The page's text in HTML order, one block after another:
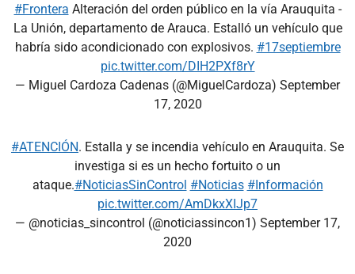
#Frontera Alteración del orden público en la vía Arauquita -
La Unión, departamento de Arauca. Estalló un vehículo que
habría sido acondicionado con explosivos. #17septiembre
pic.twitter.com/DIH2PXf8rY
— Miguel Cardoza Cadenas (@MiguelCardoza) September
17, 2020
#ATENCIÓN. Estalla y se incendia vehículo en Arauquita. Se
investiga si es un hecho fortuito o un
ataque.#NoticiasSinControl #Noticias #Información
pic.twitter.com/AmDkxXIJp7
— @noticias_sincontrol (@noticiassincon1) September 17,
2020